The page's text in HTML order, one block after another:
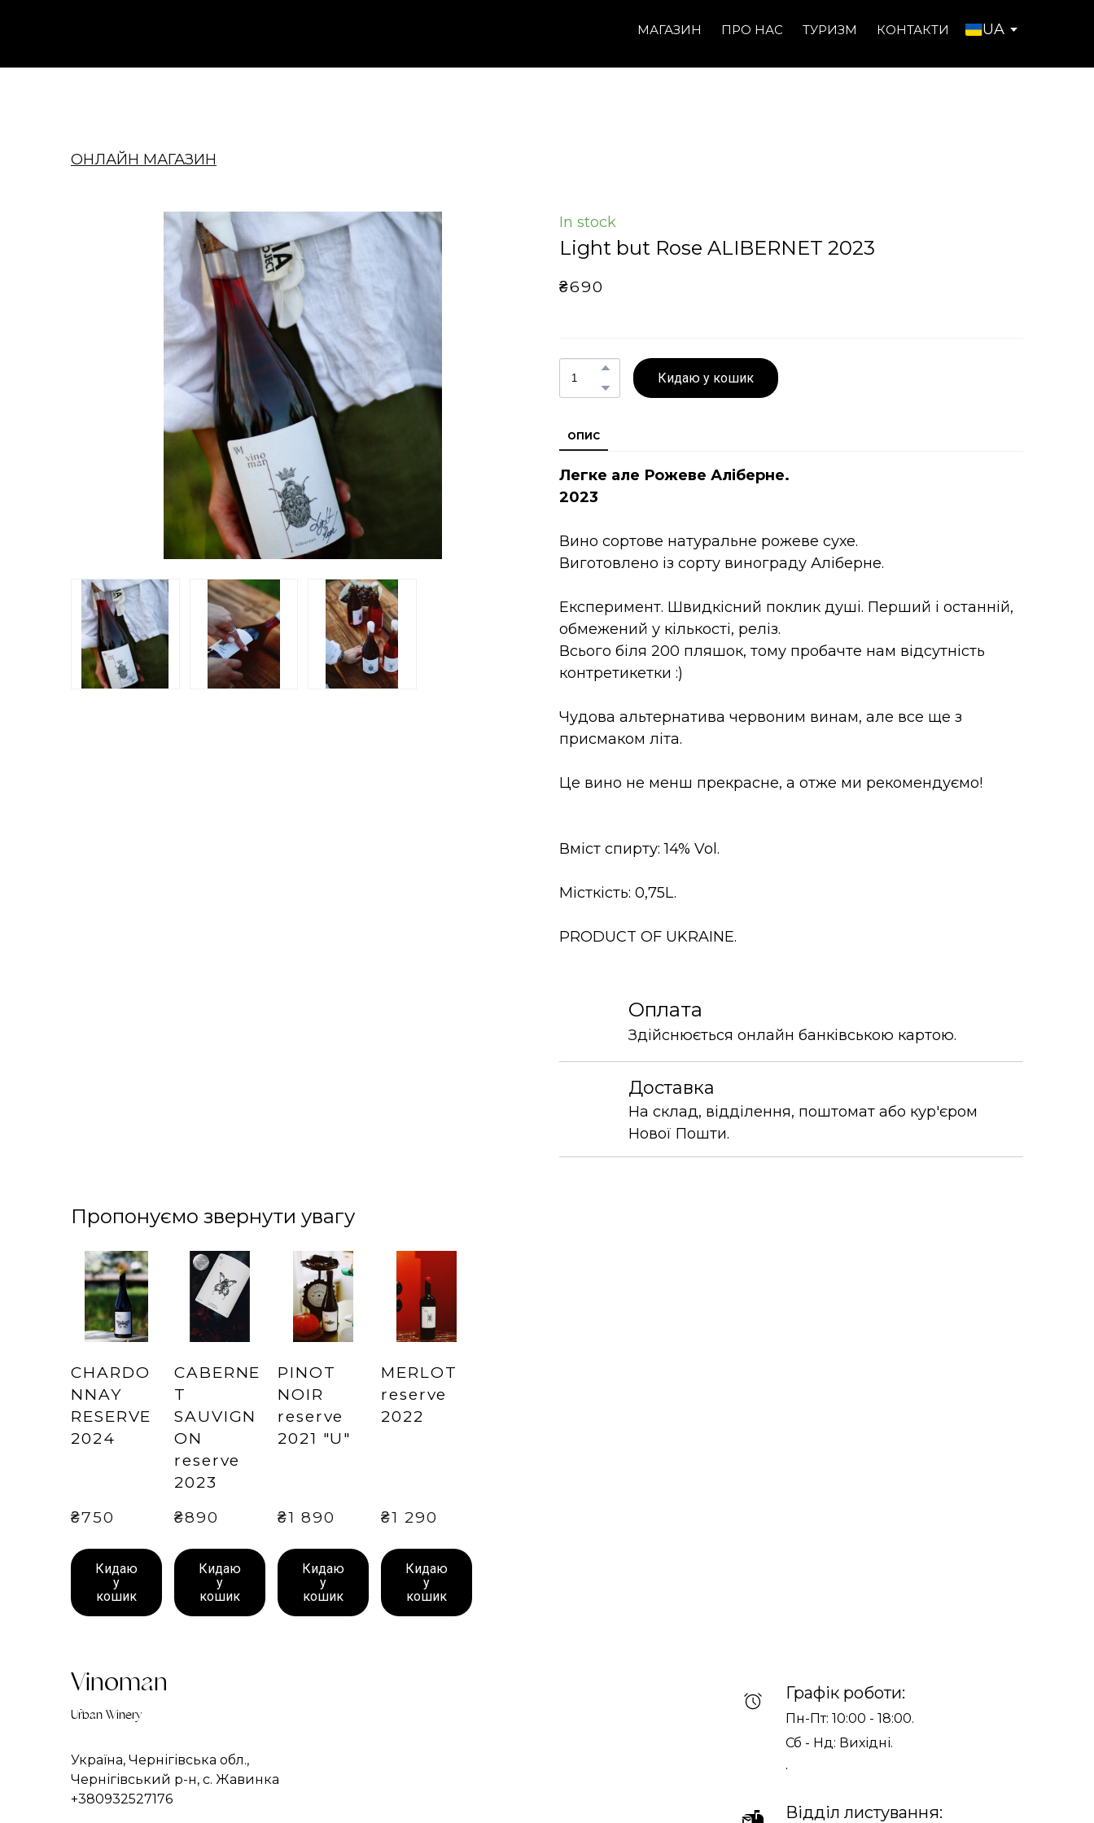
МАГАЗИН ПРО НАС ТУРИЗМ КОНТАКТИ UA
ОНЛАЙН МАГАЗИН
In stock
Light but Rose ALIBERNET 2023
₴690
Кидаю у кошик
ОПИС
Легке але Рожеве Аліберне.
2023
Вино сортове натуральне рожеве сухе.
Виготовлено із сорту винограду Аліберне.
Експеримент. Швидкісний поклик душі. Перший і останній,
обмежений у кількості, реліз.
Всього біля 200 пляшок, тому пробачте нам відсутність
контретикетки :)
Чудова альтернатива червоним винам, але все ще з
присмаком літа.
Це вино не менш прекрасне, а отже ми рекомендуємо!
Вміст спирту: 14% Vol.
Місткість: 0,75L.
PRODUCT OF UKRAINE.
Оплата
Здійснюється онлайн банківською картою.
Доставка
На склад, відділення, поштомат або кур'єром
Нової Пошти.
Пропонуємо звернути увагу
CHARDO
NNAY
RESERVE
2024
₴750
Кидаю
у
кошик
CABERNE
T
SAUVIGN
ON
reserve
2023
₴890
Кидаю
у
кошик
PINOT
NOIR
reserve
2021 "U"
₴1 890
Кидаю
у
кошик
MERLOT
reserve
2022
₴1 290
Кидаю
у
кошик
Vinoman
Urban Winery
Україна, Чернігівська обл.,
Чернігівський р-н, с. Жавинка
+380932527176
Графік роботи:
Пн-Пт: 10:00 - 18:00.
Сб - Нд: Вихідні.
.
Відділ листування: